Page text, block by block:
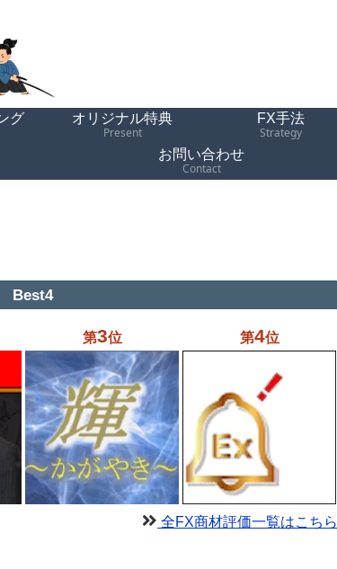
グ
オリジナル特典
Present
FX手法
Strategy
お問い合わせ
Contact
Best4
第3位 第4位
全FX商材評価一覧はこちら